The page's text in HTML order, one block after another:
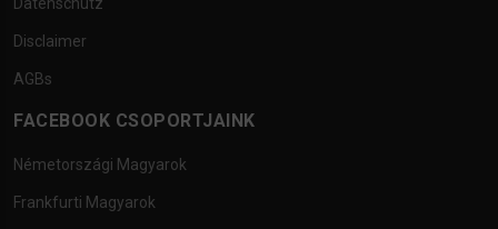
Disclaimer
AGBs
FACEBOOK CSOPORTJAINK
Németországi Magyarok
Frankfurti Magyarok